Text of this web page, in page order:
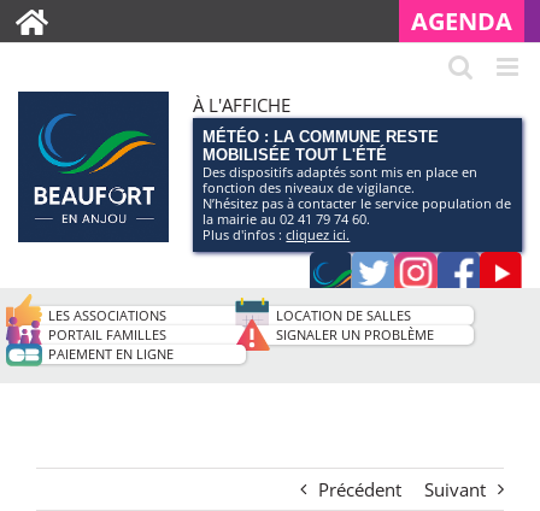
AGENDA
À L'AFFICHE
MÉTÉO : LA COMMUNE RESTE
MOBILISÉE TOUT L'ÉTÉ
Des dispositifs adaptés sont mis en place en
fonction des niveaux de vigilance.
N’hésitez pas à contacter le service population de
la mairie au 02 41 79 74 60.
Plus d'infos :cliquez ici.
Application
smartphone
de
TwitterInstagram
LES ASSOCIATIONS
LOCATION DE SALLES
PORTAIL FAMILLES
SIGNALER UN PROBLÈME
PAIEMENT EN LIGNE
Précédent Suivant